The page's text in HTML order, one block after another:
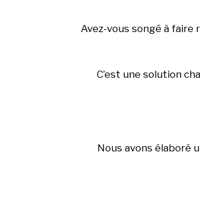
Avez-vous songé à faire
C’est une solution
Nous avons élaboré